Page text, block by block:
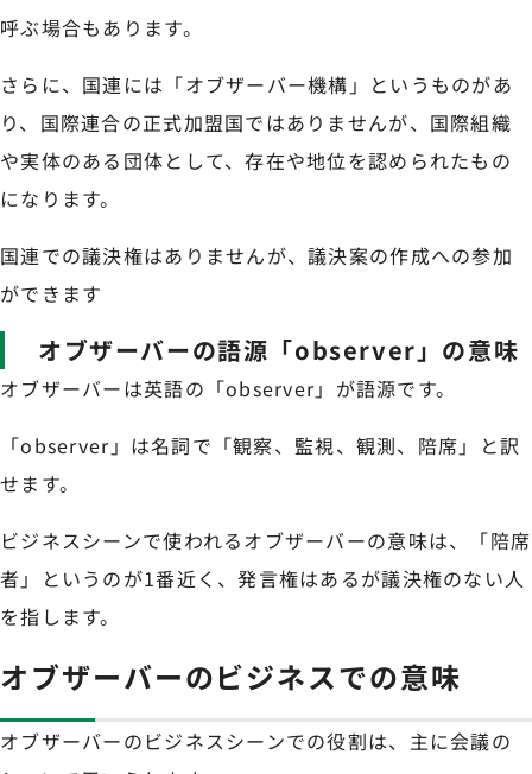
呼ぶ場合もあります。
さらに、国連には「オブザーバー機構」というものがあ
り、国際連合の正式加盟国ではありませんが、国際組織
や実体のある団体として、存在や地位を認められたもの
になります。
国連での議決権はありませんが、議決案の作成への参加
ができます
オブザーバーの語源「observer」の意味
オブザーバーは英語の「observer」が語源です。
「observer」は名詞で「観察、監視、観測、陪席」と訳
せます。
ビジネスシーンで使われるオブザーバーの意味は、「陪席
者」というのが1番近く、発言権はあるが議決権のない人
を指します。
オブザーバーのビジネスでの意味
オブザーバーのビジネスシーンでの役割は、主に会議の